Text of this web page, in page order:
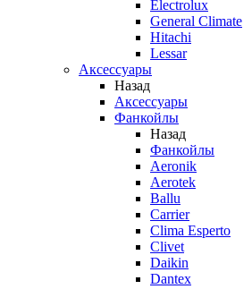
Electrolux
General Climate
Hitachi
Lessar
Аксессуары
Назад
Аксессуары
Фанкойлы
Назад
Фанкойлы
Aeronik
Aerotek
Ballu
Carrier
Clima Esperto
Clivet
Daikin
Dantex